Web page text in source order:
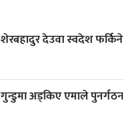
शेरबहादुर देउवा स्वदेश
गुन्डुमा अड्किए एमाले